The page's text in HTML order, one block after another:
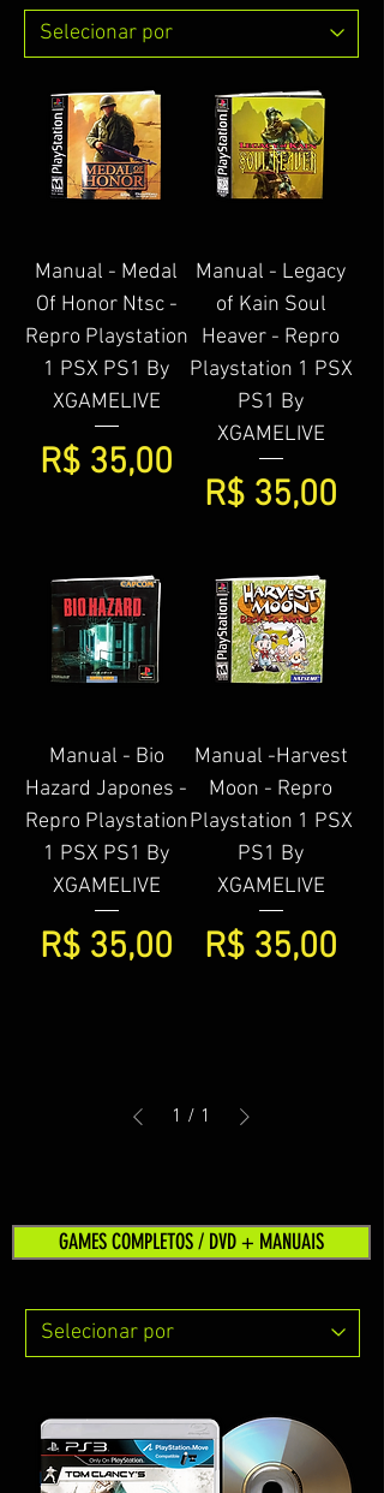
Manual - Medal
Of Honor Ntsc -
Repro Playstation
1 PSX PS1 By
XGAMELIVE
Preço
R$ 35,00
Manual - Legacy
of Kain Soul
Heaver - Repro
Playstation 1 PSX
PS1 By
XGAMELIVE
Preço
R$ 35,00
Manual - Bio
Hazard Japones -
Repro Playstation
1 PSX PS1 By
XGAMELIVE
Preço
R$ 35,00
Manual -Harvest
Moon - Repro
Playstation 1 PSX
PS1 By
XGAMELIVE
Preço
R$ 35,00
1 / 1
GAMES COMPLETOS / DVD + MANUAIS